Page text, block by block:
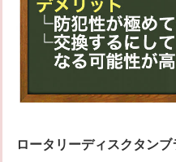
ロータリーディスクタン